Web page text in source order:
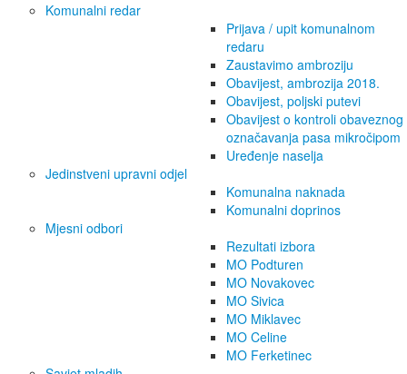
Komunalni redar
Prijava / upit komunalnom
redaru
Zaustavimo ambroziju
Obavijest, ambrozija 2018.
Obavijest, poljski putevi
Obavijest o kontroli obaveznog
označavanja pasa mikročipom
Uređenje naselja
Jedinstveni upravni odjel
Komunalna naknada
Komunalni doprinos
Mjesni odbori
Rezultati izbora
MO Podturen
MO Novakovec
MO Sivica
MO Miklavec
MO Celine
MO Ferketinec